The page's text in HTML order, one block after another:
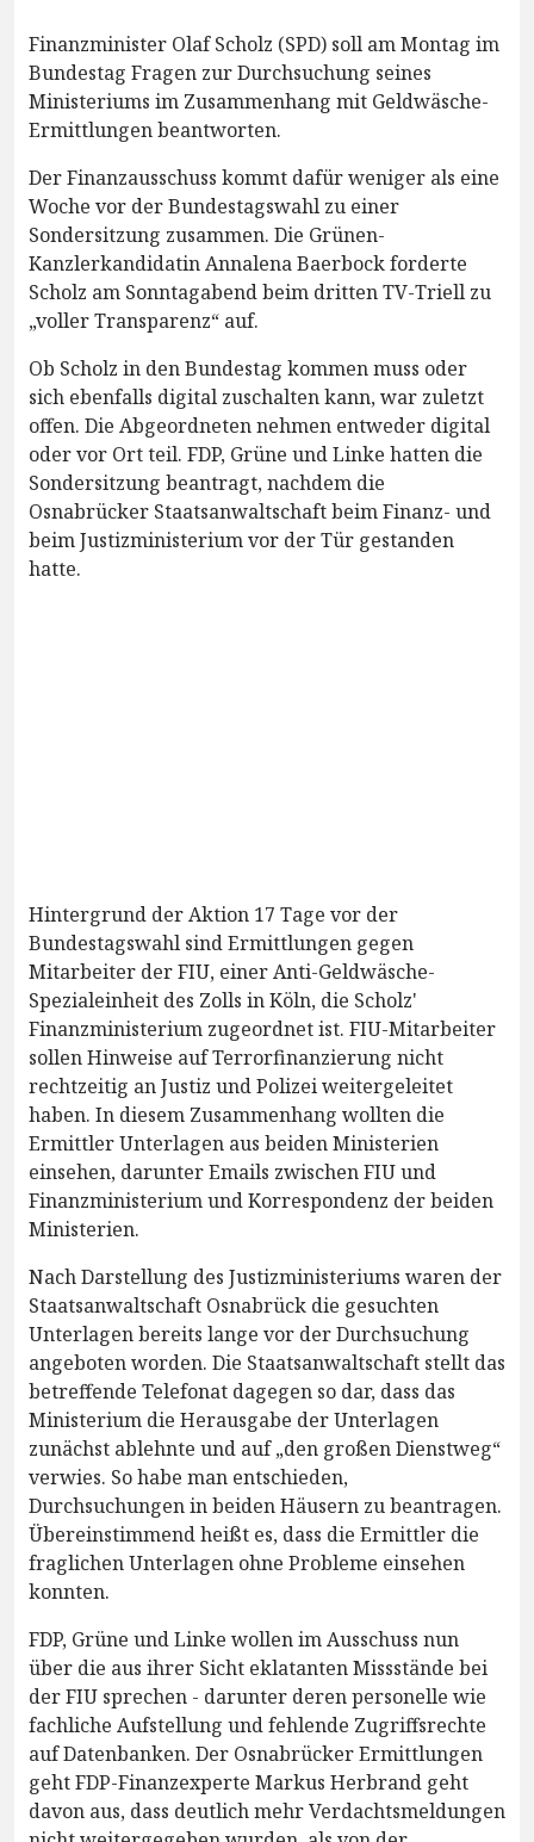
Finanzminister Olaf Scholz (SPD) soll am Montag im
Bundestag Fragen zur Durchsuchung seines
Ministeriums im Zusammenhang mit Geldwäsche-
Ermittlungen beantworten.
Der Finanzausschuss kommt dafür weniger als eine
Woche vor der Bundestagswahl zu einer
Sondersitzung zusammen. Die Grünen-
Kanzlerkandidatin Annalena Baerbock forderte
Scholz am Sonntagabend beim dritten TV-Triell zu
„voller Transparenz“ auf.
Ob Scholz in den Bundestag kommen muss oder
sich ebenfalls digital zuschalten kann, war zuletzt
offen. Die Abgeordneten nehmen entweder digital
oder vor Ort teil. FDP, Grüne und Linke hatten die
Sondersitzung beantragt, nachdem die
Osnabrücker Staatsanwaltschaft beim Finanz- und
beim Justizministerium vor der Tür gestanden
hatte.
Hintergrund der Aktion 17 Tage vor der
Bundestagswahl sind Ermittlungen gegen
Mitarbeiter der FIU, einer Anti-Geldwäsche-
Spezialeinheit des Zolls in Köln, die Scholz'
Finanzministerium zugeordnet ist. FIU-Mitarbeiter
sollen Hinweise auf Terrorfinanzierung nicht
rechtzeitig an Justiz und Polizei weitergeleitet
haben. In diesem Zusammenhang wollten die
Ermittler Unterlagen aus beiden Ministerien
einsehen, darunter Emails zwischen FIU und
Finanzministerium und Korrespondenz der beiden
Ministerien.
Nach Darstellung des Justizministeriums waren der
Staatsanwaltschaft Osnabrück die gesuchten
Unterlagen bereits lange vor der Durchsuchung
angeboten worden. Die Staatsanwaltschaft stellt das
betreffende Telefonat dagegen so dar, dass das
Ministerium die Herausgabe der Unterlagen
zunächst ablehnte und auf „den großen Dienstweg“
verwies. So habe man entschieden,
Durchsuchungen in beiden Häusern zu beantragen.
Übereinstimmend heißt es, dass die Ermittler die
fraglichen Unterlagen ohne Probleme einsehen
konnten.
FDP, Grüne und Linke wollen im Ausschuss nun
über die aus ihrer Sicht eklatanten Missstände bei
der FIU sprechen - darunter deren personelle wie
fachliche Aufstellung und fehlende Zugriffsrechte
auf Datenbanken. Der Osnabrücker Ermittlungen
geht FDP-Finanzexperte Markus Herbrand geht
davon aus, dass deutlich mehr Verdachtsmeldungen